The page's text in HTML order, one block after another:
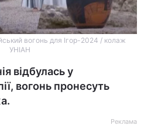
вогонь для Ігор-2024 / колаж
УНІАН
відбулась у
вогонь пронесуть
Реклама